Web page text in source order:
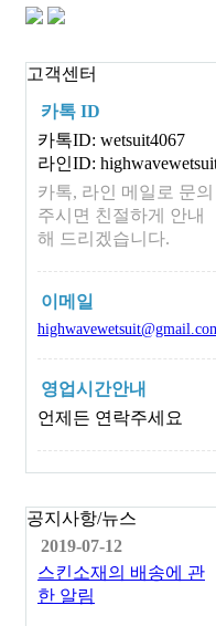
고객센터
카톡 ID
카톡ID: wetsuit4067
라인ID:
카톡, 라인 메일로 문의
주시면 친절하게 안내
해 드리겠습니다.
이메일
영업시간안내
언제든 연락주세요
공지사항/뉴스
2019-07-12
스킨소재의 배송에 관
한 알림